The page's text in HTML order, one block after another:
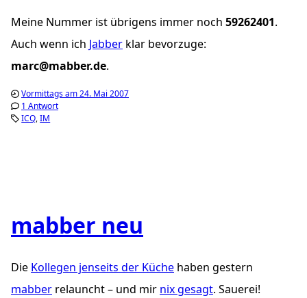
Meine Nummer ist übrigens immer noch 59262401.
Auch wenn ich Jabber klar bevorzuge:
marc@mabber.de.
Vormittags am 24. Mai 2007
1 Antwort
ICQ IM
mabber neu
Die Kollegen jenseits der Küche haben gestern
mabber relauncht – und mir nix gesagt. Sauerei!